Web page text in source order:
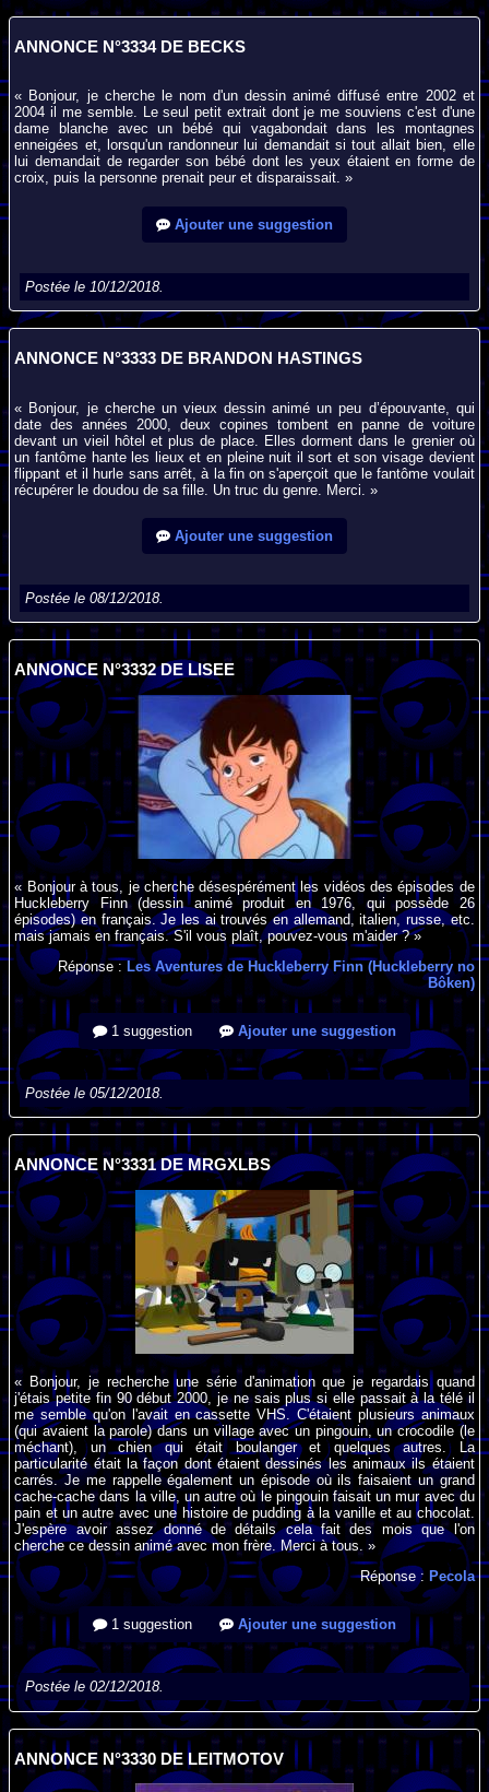
ANNONCE N°3334 DE BECKS
« Bonjour, je cherche le nom d'un dessin animé diffusé entre 2002 et
2004 il me semble. Le seul petit extrait dont je me souviens c'est d'une
dame blanche avec un bébé qui vagabondait dans les montagnes
enneigées et, lorsqu'un randonneur lui demandait si tout allait bien, elle
lui demandait de regarder son bébé dont les yeux étaient en forme de
croix, puis la personne prenait peur et disparaissait. »
Ajouter une suggestion
Postée le 10/12/2018.
ANNONCE N°3333 DE BRANDON HASTINGS
« Bonjour, je cherche un vieux dessin animé un peu d’épouvante, qui
date des années 2000, deux copines tombent en panne de voiture
devant un vieil hôtel et plus de place. Elles dorment dans le grenier où
un fantôme hante les lieux et en pleine nuit il sort et son visage devient
flippant et il hurle sans arrêt, à la fin on s'aperçoit que le fantôme voulait
récupérer le doudou de sa fille. Un truc du genre. Merci. »
Ajouter une suggestion
Postée le 08/12/2018.
ANNONCE N°3332 DE LISEE
« Bonjour à tous, je cherche désespérément les vidéos des épisodes de
Huckleberry Finn (dessin animé produit en 1976, qui possède 26
épisodes) en français. Je les ai trouvés en allemand, italien, russe, etc.
mais jamais en français. S'il vous plaît, pouvez-vous m'aider ? »
Réponse : Les Aventures de Huckleberry Finn (Huckleberry no
Bôken)
1 suggestion Ajouter une suggestion
Postée le 05/12/2018.
ANNONCE N°3331 DE MRGXLBS
« Bonjour, je recherche une série d'animation que je regardais quand
j'étais petite fin 90 début 2000, je ne sais plus si elle passait à la télé il
me semble qu'on l'avait en cassette VHS. C'étaient plusieurs animaux
(qui avaient la parole) dans un village avec un pingouin, un crocodile (le
méchant), un chien qui était boulanger et quelques autres. La
particularité était la façon dont étaient dessinés les animaux ils étaient
carrés. Je me rappelle également un épisode où ils faisaient un grand
cache-cache dans la ville, un autre où le pingouin faisait un mur avec du
pain et un autre avec une histoire de pudding à la vanille et au chocolat.
J'espère avoir assez donné de détails cela fait des mois que l'on
cherche ce dessin animé avec mon frère. Merci à tous. »
Réponse : Pecola
1 suggestion Ajouter une suggestion
Postée le 02/12/2018.
ANNONCE N°3330 DE LEITMOTOV